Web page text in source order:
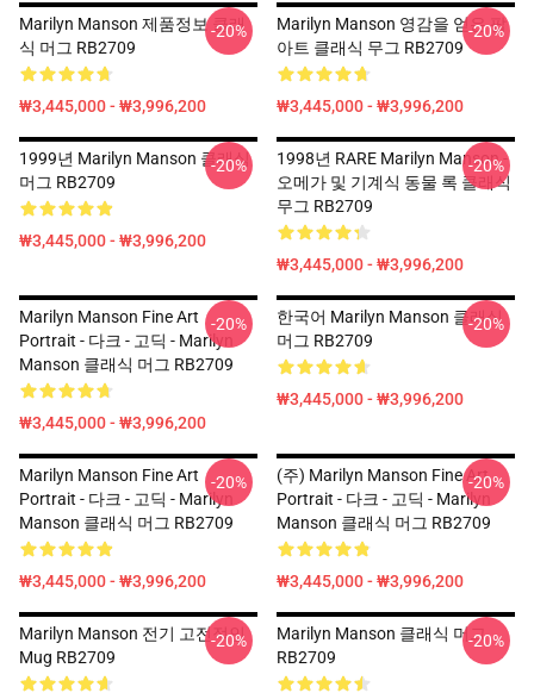
Marilyn Manson 제품정보 클래
식 머그 RB2709
₩3,445,000 - ₩3,996,200
-20%
Marilyn Manson 영감을 얻은 팝
아트 클래식 무그 RB2709
₩3,445,000 - ₩3,996,200
-20%
1999년 Marilyn Manson 클래식
머그 RB2709
₩3,445,000 - ₩3,996,200
-20%
1998년 RARE Marilyn Manson -
오메가 및 기계식 동물 록 클래식
무그 RB2709
₩3,445,000 - ₩3,996,200
-20%
Marilyn Manson Fine Art
Portrait - 다크 - 고딕 - Marilyn
Manson 클래식 머그 RB2709
₩3,445,000 - ₩3,996,200
-20%
한국어 Marilyn Manson 클래식
머그 RB2709
₩3,445,000 - ₩3,996,200
-20%
Marilyn Manson Fine Art
Portrait - 다크 - 고딕 - Marilyn
Manson 클래식 머그 RB2709
₩3,445,000 - ₩3,996,200
-20%
(주) Marilyn Manson Fine Art
Portrait - 다크 - 고딕 - Marilyn
Manson 클래식 머그 RB2709
₩3,445,000 - ₩3,996,200
-20%
Marilyn Manson 전기 고전적인
Mug RB2709
-20%
Marilyn Manson 클래식 머그
RB2709
-20%